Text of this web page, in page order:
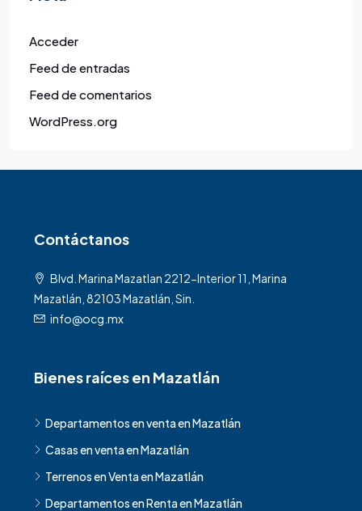
Acceder
Feed de entradas
Feed de comentarios
WordPress.org
Contáctanos
Blvd. Marina Mazatlan 2212-Interior 11, Marina
Mazatlán, 82103 Mazatlán, Sin.
info@ocg.mx
Bienes raíces en Mazatlán
Departamentos en venta en Mazatlán
Casas en venta en Mazatlán
Terrenos en Venta en Mazatlán
Departamentos en Renta en Mazatlán